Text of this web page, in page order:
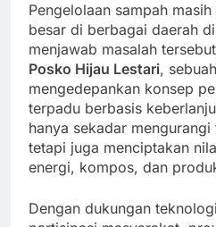
Pengelolaan sampah
besar di berbagai daerah
menjawab masalah
Posko Hijau Lestari,
mengedepankan konsep
terpadu berbasis
hanya sekadar
tetapi juga menciptakan
energi, kompos, dan
Dengan dukungan